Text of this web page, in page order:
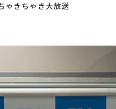
ゃきちゃき大放送